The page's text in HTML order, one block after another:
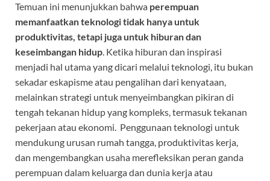
Temuan ini menunjukkan bahwa perempuan
memanfaatkan teknologi tidak hanya untuk
produktivitas, tetapi juga untuk hiburan dan
keseimbangan hidup. Ketika hiburan dan inspirasi
menjadi hal utama yang dicari melalui teknologi, itu bukan
sekadar eskapisme atau pengalihan dari kenyataan,
melainkan strategi untuk menyeimbangkan pikiran di
tengah tekanan hidup yang kompleks, termasuk tekanan
pekerjaan atau ekonomi. Penggunaan teknologi untuk
mendukung urusan rumah tangga, produktivitas kerja,
dan mengembangkan usaha merefleksikan peran ganda
perempuan dalam keluarga dan dunia kerja atau